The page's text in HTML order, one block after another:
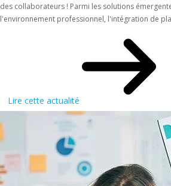
des collaborateurs ! Parmi les solutions
l'environnement professionnel, l'intégration de
Lire cette actualité